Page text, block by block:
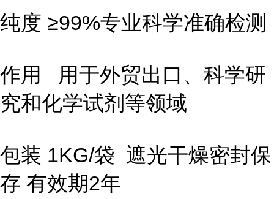
纯度 ≥99%专业科学准确检测
作用 用于外贸出口、科学研
究和化学试剂等领域
包装 1KG/袋 遮光干燥密封保
存 有效期2年